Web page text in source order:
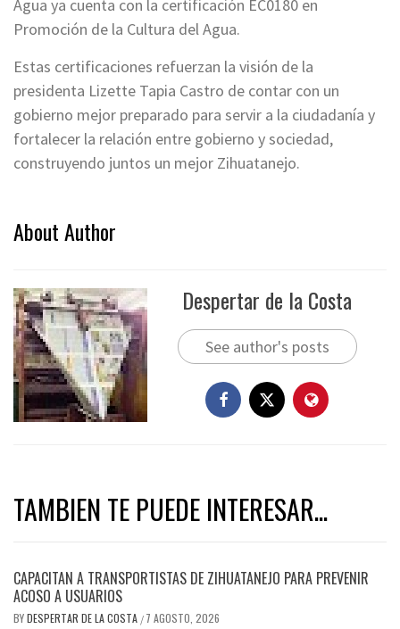
Agua ya cuenta con la certificación EC0180 en
Promoción de la Cultura del Agua.
Estas certificaciones refuerzan la visión de la
presidenta Lizette Tapia Castro de contar con un
gobierno mejor preparado para servir a la ciudadanía y
fortalecer la relación entre gobierno y sociedad,
construyendo juntos un mejor Zihuatanejo.
About Author
Despertar de la Costa
See author's posts
TAMBIEN TE PUEDE INTERESAR...
CAPACITAN A TRANSPORTISTAS DE ZIHUATANEJO PARA PREVENIR
ACOSO A USUARIOS
BYDESPERTAR DE LA COSTA / 7 AGOSTO, 2026